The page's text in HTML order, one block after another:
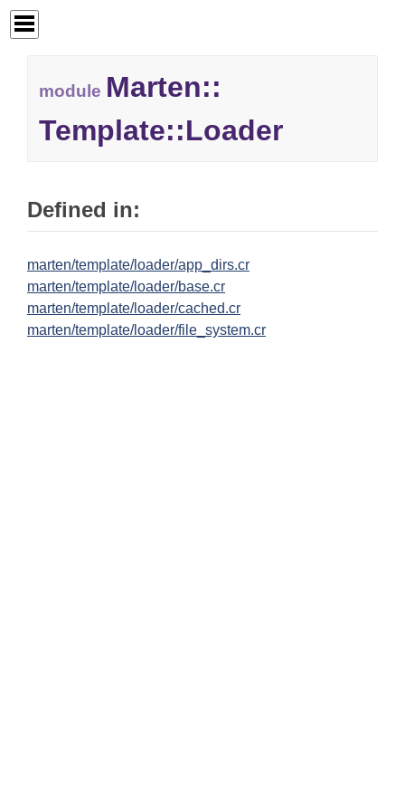
module Marten::
Template::Loader
Defined in:
marten/template/loader/app_dirs.cr
marten/template/loader/base.cr
marten/template/loader/cached.cr
marten/template/loader/file_system.cr